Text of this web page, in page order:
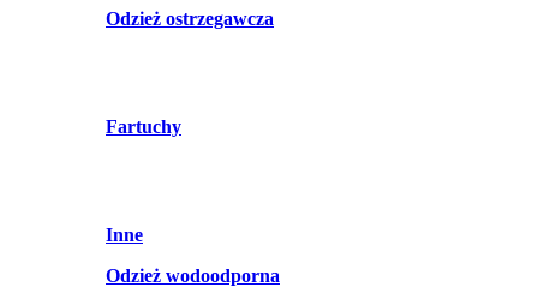
Odzież ostrzegawcza
Fartuchy
Inne
Odzież wodoodporna